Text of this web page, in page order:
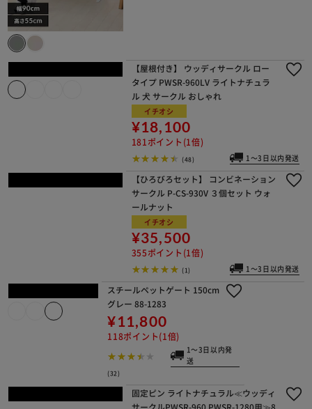
【屋根付き】 ウッディサークル ロー
タイプ PWSR-960LV ライトナチュラ
ル 犬 サークル おしゃれ
イチオシ
¥18,100
181ポイント(1倍)
(48) 1～3日以内発送
【ひろびろセット】 コンビネーション
サークル P-CS-930V ３個セット ウォ
ールナット
イチオシ
¥35,500
355ポイント(1倍)
スチールペットゲート 150cm グレー
88-1283
¥11,800
118ポイント(1倍)
(32) 1～3日以内発送